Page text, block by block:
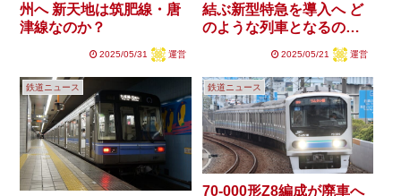
州へ 新天地は筑肥線・唐
津線なのか？
2025/05/31 運営
結ぶ新型特急を導入へ ど
のような列車となるの
2025/05/21 運営
鉄道ニュース 鉄道ニュース
70-000形Z8編成が廃車へ